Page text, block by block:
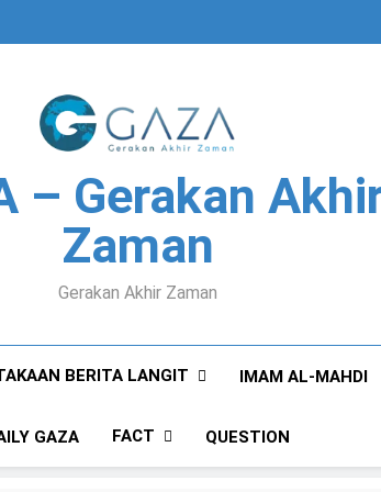
– Gerakan
Zaman
Gerakan Akhir Zaman
BERITA LANGIT IMAM AL-MAHDI
GAZA FACT QUESTION